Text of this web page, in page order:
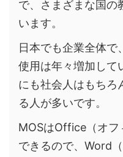
で、さまざまな国の
います。
日本でも企業全体で
使用は年々増加して
にも社会人はもちろ
る人が多いです。
MOSはOffice（オフ
できるので、Word